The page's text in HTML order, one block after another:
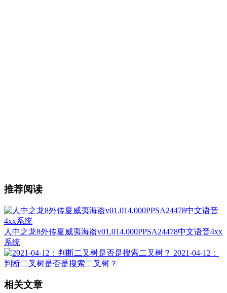
推荐阅读
人中之龙8外传夏威夷海盗v01.014.000PPSA24478中文语音4xx
系统
2021-04-12：
判断二叉树是否是搜索二叉树？
相关文章